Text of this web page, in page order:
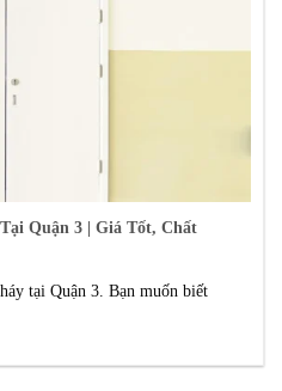
Quận 3 | Giá Tốt, Chất
tại Quận 3. Bạn muốn biết